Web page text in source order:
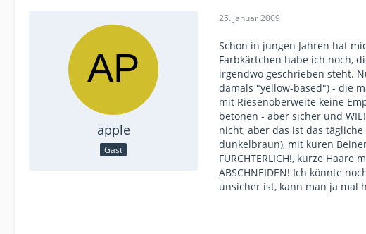
apple
Gast
25. Januar 2009
Schon in jungen Jahren hat
Farbkärtchen habe ich noch,
irgendwo geschrieben steht.
damals "yellow-based") - die
mit Riesenoberweite keine
betonen - aber sicher und
nicht, aber das ist das tägliche
dunkelbraun), mit kuren
FÜRCHTERLICH!, kurze
ABSCHNEIDEN! Ich könnte
unsicher ist, kann man ja mal